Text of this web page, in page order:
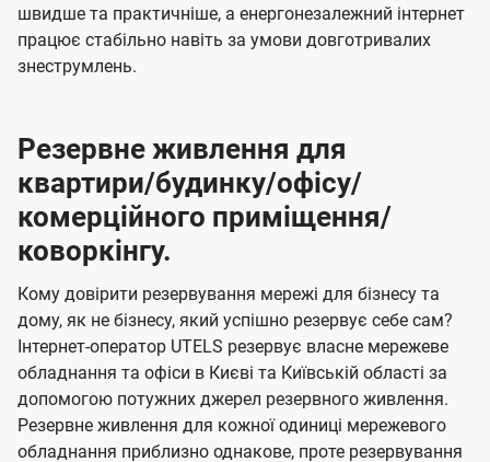
швидше та практичніше, а енергонезалежний інтернет
працює стабільно навіть за умови довготривалих
знеструмлень.
Резервне живлення для
квартири/будинку/офісу/
комерційного приміщення/
коворкінгу.
Кому довірити резервування мережі для бізнесу та
дому, як не бізнесу, який успішно резервує себе сам?
Інтернет-оператор UTELS резервує власне мережеве
обладнання та офіси в Києві та Київській області за
допомогою потужних джерел резервного живлення.
Резервне живлення для кожної одиниці мережевого
обладнання приблизно однакове, проте резервування